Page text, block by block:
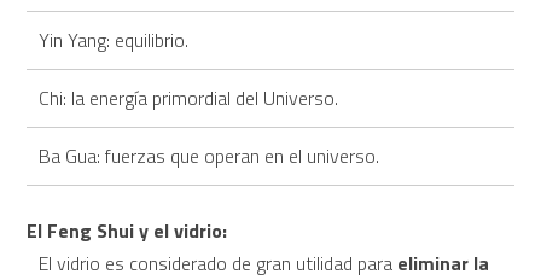
Yin Yang: equilibrio.
Chi: la energía primordial del Universo.
Ba Gua: fuerzas que operan en el universo.
El Feng Shui y el vidrio:
El vidrio es considerado de gran utilidad para eliminar la